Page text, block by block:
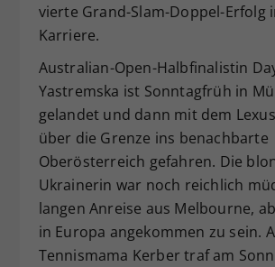
vierte Grand-Slam-Doppel-Erfolg
Karriere.
Australian-Open-Halbfinalistin
Yastremska ist Sonntagfrüh in
gelandet und dann mit dem
über die Grenze ins benachbarte
Oberösterreich gefahren. Die
Ukrainerin war noch reichlich
langen Anreise aus Melbourne,
in Europa angekommen zu sein.
Tennismama Kerber traf am